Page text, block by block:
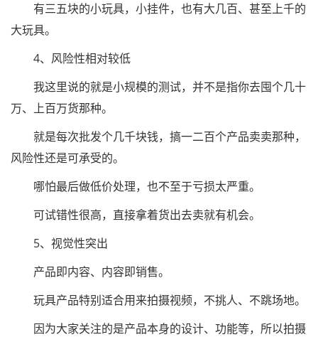
有三五块的小玩具，小挂件，也有大几百、甚至上千的
大玩具。
4、风险性相对较低
我这里说的就是小规模的测试，并不是指你去囤个几十
万、上百万货那种。
就是每次批发个几千块钱，搞一二百个产品卖卖那种，
风险性还是可承受的。
哪怕最后做低价处理，也不至于亏损太严重。
可试错性很高，直接拿着货出去卖就有机会。
5、视觉性突出
产品即内容、内容即销售。
玩具产品特别适合用来拍摄视频，不挑人、不跳场地。
因为大家关注的是产品本身的设计、功能等，所以拍摄